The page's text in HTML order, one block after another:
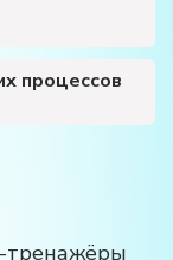
процессов
тренажёры